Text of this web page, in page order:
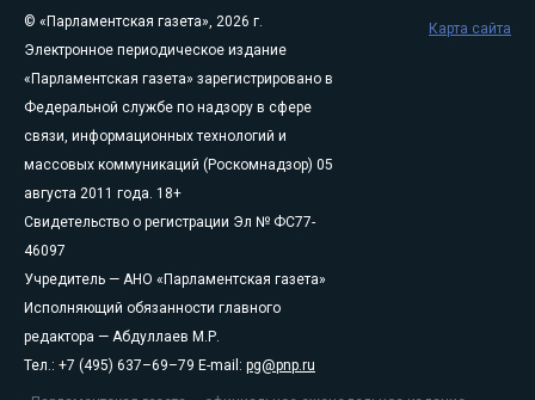
© «Парламентская газета», 2026 г.
Электронное периодическое издание
«Парламентская газета» зарегистрировано в
Федеральной службе по надзору в сфере
связи, информационных технологий и
массовых коммуникаций (Роскомнадзор) 05
августа 2011 года. 18+
Свидетельство о регистрации Эл № ФС77-
46097
Учредитель — АНО «Парламентская газета»
Исполняющий обязанности главного
редактора — Абдуллаев М.Р.
Тел.: +7 (495) 637–69–79 E-mail: pg@pnp.ru
Карта сайта